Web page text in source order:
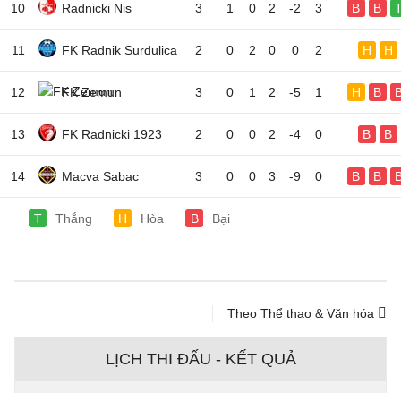
10 Radnicki Nis 3 1 0 2 -2 3 B B
11 FK Radnik Surdulica 2 0 2 0 0 2 H H
12 FK Zemun 3 0 1 2 -5 1 H B
13 FK Radnicki 1923 2 0 0 2 -4 0 B B
14 Macva Sabac 3 0 0 3 -9 0 B B
T Thắng H Hòa B Bại
Theo Thể thao & Văn hóa
LỊCH THI ĐẤU - KẾT QUẢ